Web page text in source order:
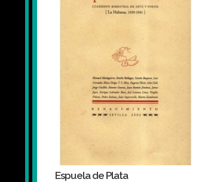
Espuela de Plata